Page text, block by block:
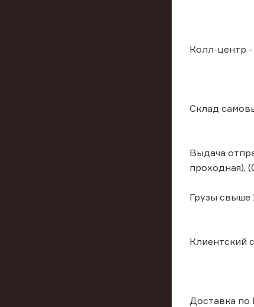
Колл-центр
Склад
Выдача
проходная),
Грузы свыше
Клиентский
Доставка по